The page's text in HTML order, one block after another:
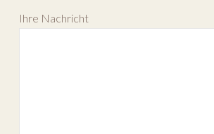
Ihre Nachricht